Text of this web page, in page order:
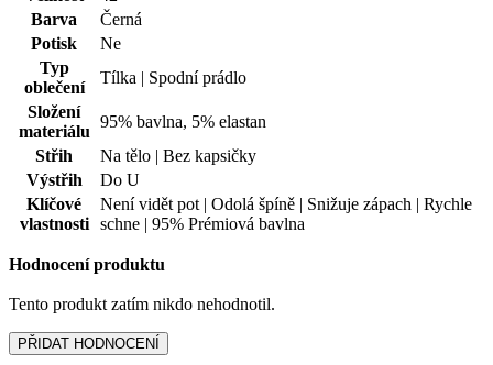
Potisk
Ne
Typ
oblečení
Tílka | Spodní prádlo
Složení
materiálu
95% bavlna, 5% elastan
Střih
Na tělo | Bez kapsičky
Výstřih
Do U
Klíčové
vlastnosti
Není vidět pot | Odolá špíně | Snižuje zápach | Rychle
schne | 95% Prémiová bavlna
Hodnocení produktu
Tento produkt zatím nikdo nehodnotil.
PŘIDAT HODNOCENÍ